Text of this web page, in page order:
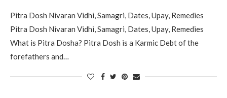
Pitra Dosh Nivaran Vidhi, Samagri, Dates, Upay, Remedies
Pitra Dosh Nivaran Vidhi, Samagri, Dates, Upay, Remedies
What is Pitra Dosha? Pitra Dosh is a Karmic Debt of the
forefathers and…